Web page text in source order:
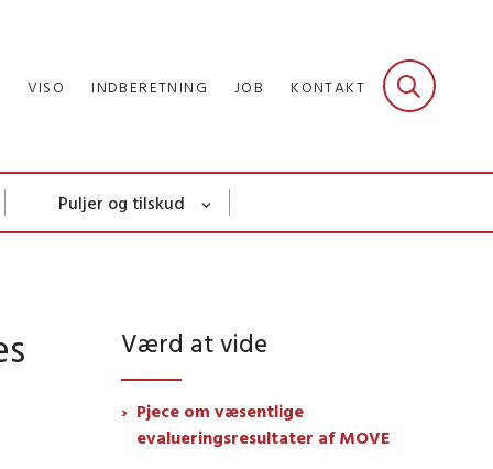
VISO INDBERETNING JOB KONTAKT
Puljer og tilskud
Værd at vide
Pjece om væsentlige
evalueringsresultater af MOVE